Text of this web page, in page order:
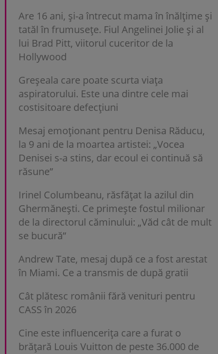
Are 16 ani, și-a întrecut mama în înălțime și
tatăl în frumusețe. Fiul Angelinei Jolie și al
lui Brad Pitt, viitorul cuceritor de la
Hollywood
Greșeala care poate scurta viața
aspiratorului. Este una dintre cele mai
costisitoare defecțiuni
Mesaj emoționant pentru Denisa Răducu,
la 9 ani de la moartea artistei: „Vocea
Denisei s-a stins, dar ecoul ei continuă să
răsune”
Irinel Columbeanu, răsfățat la azilul din
Ghermănești. Ce primește fostul milionar
de la directorul căminului: „Văd cât de mult
se bucură”
Andrew Tate, mesaj după ce a fost arestat
în Miami. Ce a transmis de după gratii
Cât plătesc românii fără venituri pentru
CASS în 2026
Cine este influencerița care a furat o
brățară Louis Vuitton de peste 36.000 de